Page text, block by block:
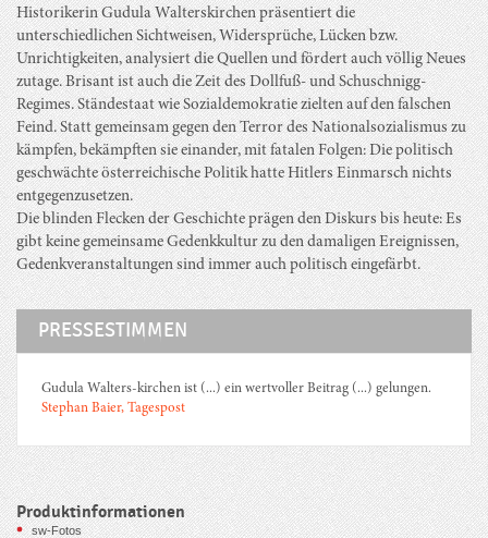
Historikerin Gudula Walterskirchen präsentiert die
unterschiedlichen Sichtweisen, Widersprüche, Lücken bzw.
Unrichtigkeiten, analysiert die Quellen und fördert auch völlig Neues
zutage. Brisant ist auch die Zeit des Dollfuß- und Schuschnigg-
Regimes. Ständestaat wie Sozialdemokratie zielten auf den falschen
Feind. Statt gemeinsam gegen den Terror des Nationalsozialismus zu
kämpfen, bekämpften sie einander, mit fatalen Folgen: Die politisch
geschwächte österreichische Politik hatte Hitlers Einmarsch nichts
entgegenzusetzen.
Die blinden Flecken der Geschichte prägen den Diskurs bis heute: Es
gibt keine gemeinsame Gedenkkultur zu den damaligen Ereignissen,
Gedenkveranstaltungen sind immer auch politisch eingefärbt.
PRESSESTIMMEN
Gudula Walters-kirchen ist (...) ein wertvoller Beitrag (...) gelungen.
Stephan Baier, Tagespost
Produktinformationen
sw-Fotos